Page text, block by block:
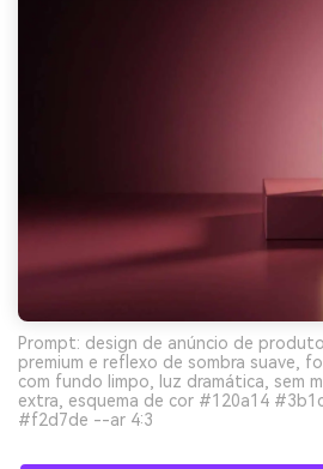
Prompt: design de anúncio de
premium e reflexo de sombra suave,
com fundo limpo, luz dramática, sem
extra, esquema de cor #120a14
#f2d7de --ar 4:3